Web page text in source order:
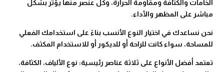
الخامات والكثافة ومقاومة الحرارة، وكل عنصر منها يؤثر بشكل
مباشر على المظهر والأداء.
نحن نساعدك في اختيار النوع الأنسب بناءً على استخدامك الفعلي
للمساحة، سواء كانت للراحة أو للديكور أو للاستخدام المكثف.
تعتمد أفضل الأنواع على ثلاثة عناصر رئيسية: نوع الألياف، الكثافة،